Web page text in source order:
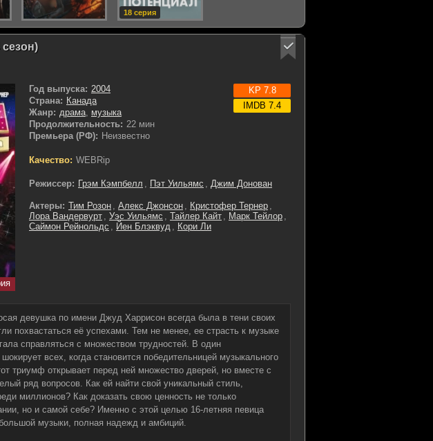
KP 7.8
IMDB 7.4
Год выпуска: 2004
Страна: Канада
Жанр: драма, музыка
Продолжительность: 22 мин
Премьера (РФ): Неизвестно
Качество: WEBRip
Режиссер: Грэм Кэмпбелл , Пэт Уильямс , Джим Донован
Актеры: Тим Розон , Алекс Джонсон , Кристофер Тернер ,
Лора Вандервурт , Уэс Уильямс , Тайлер Кайт , Марк Тейлор ,
Саймон Рейнольдс , Йен Блэквуд , Кори Ли
девушка по имени Джуд Харрисон всегда была в тени своих
похвастаться её успехами. Тем не менее, ее страсть к музыке
справляться с множеством трудностей. В один
всех, когда становится победительницей музыкального
триумф открывает перед ней множество дверей, но вместе с
ряд вопросов. Как ей найти свой уникальный стиль,
миллионов? Как доказать свою ценность не только
но и самой себе? Именно с этой целью 16-летняя певица
музыки, полная надежд и амбиций.
18 серия